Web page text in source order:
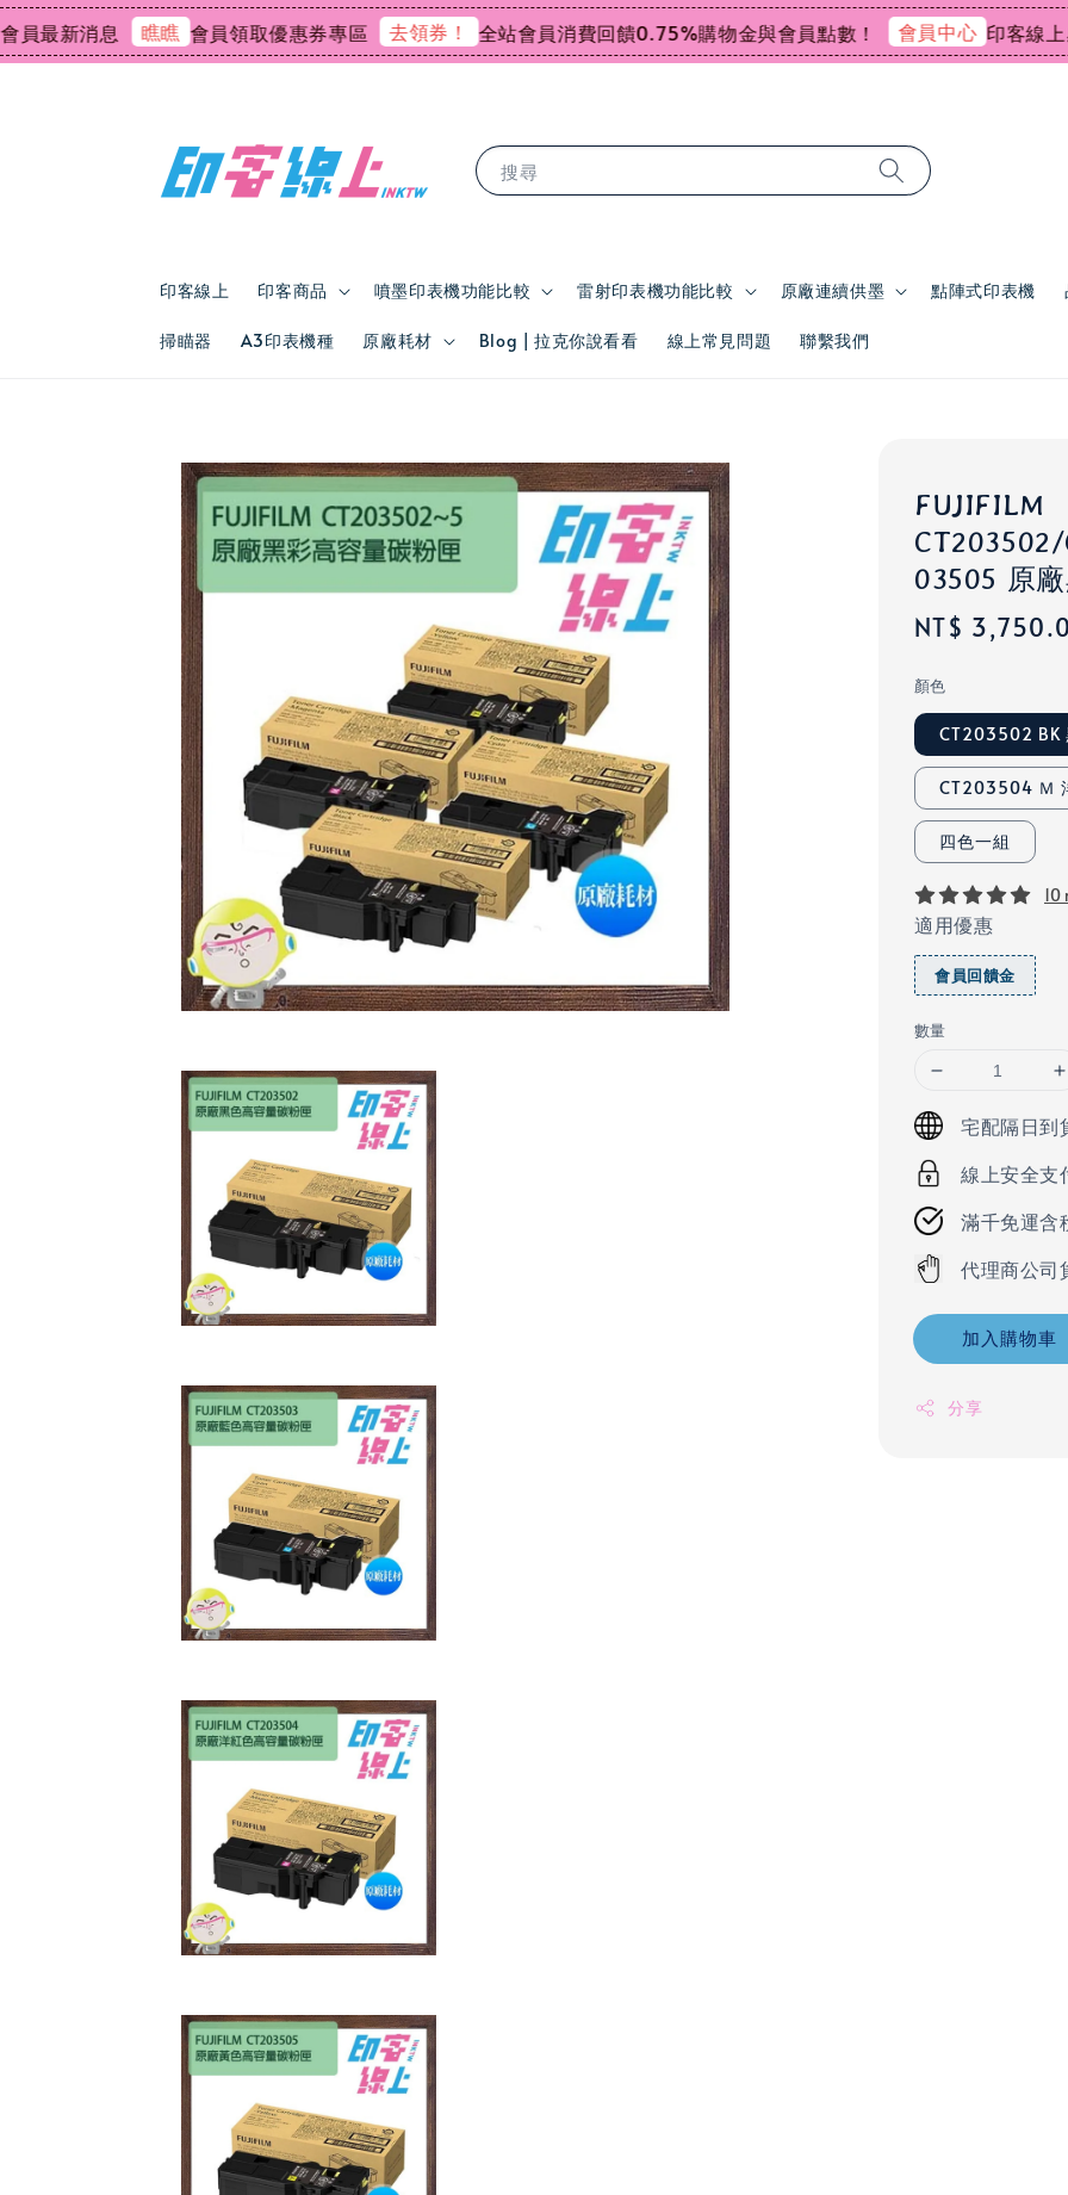
新消息 瞧瞧 會員領取優惠券專區 去領券！ 全站會員消費回饋0.75%購物金與會員點數！ 會員中心 印客線上感
搜尋
印客線上 印客商品 噴墨印表機功能比較 雷射印表機功能比較 原廠連續供墨 點陣式印表機
掃瞄器 A3印表機種 原廠耗材 Blog | 拉克你說看看 線上常見問題 聯繫我們
FUJIFILM
03505 原
Regular
NT$
顏色
CT203502 BK
CT203504 Ｍ
四色一組
10
適用優惠
會員回饋金
數量
宅配隔日到
線上安全支
滿千免運含
代理商公司
加入購物車
分享